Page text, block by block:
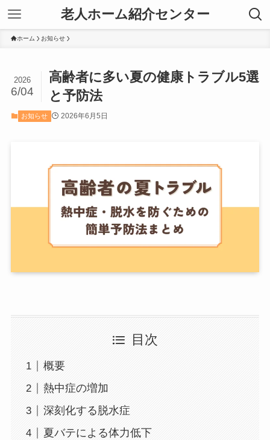
老人ホーム紹介センター
ホーム お知らせ
高齢者に多い夏の健康トラブル5選
と予防法
2026
6/04
お知らせ 2026年6月5日
目次
概要
熱中症の増加
深刻化する脱水症
夏バテによる体力低下